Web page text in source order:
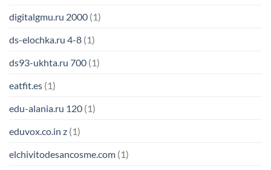
digitalgmu.ru 2000 (1)
ds-elochka.ru 4-8 (1)
ds93-ukhta.ru 700 (1)
eatfit.es (1)
edu-alania.ru 120 (1)
eduvox.co.in z (1)
elchivitodesancosme.com (1)